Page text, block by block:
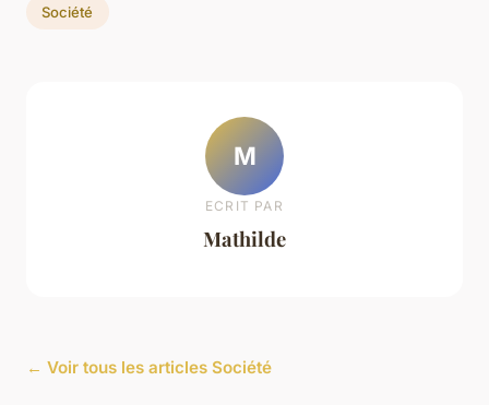
Société
M
ECRIT PAR
Mathilde
← Voir tous les articles Société